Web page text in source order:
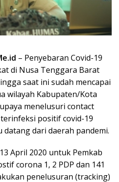
– Penyebaran Covid-19
di Nusa Tenggara Barat
saat ini sudah mencapai
wilayah Kabupaten/Kota
menelusuri contact
positif covid-19
dari daerah pandemi.
April 2020 untuk Pemkab
corona 1, 2 PDP dan 141
penelusuran (tracking)